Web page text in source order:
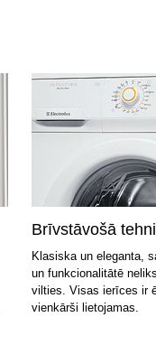
Brīvstāvošā
Klasiska un eleganta,
un funkcionalitātē
vilties. Visas ierīces ir
vienkārši lietojamas.